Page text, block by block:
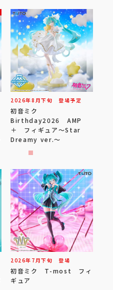
2026年8 月下旬 登場予定
初音ミク
Birthday2026 AMP
＋ フィギュア～Star
Dreamy ver.～
2026年 7 月下旬 登場
初音ミク T-most フィ
ギュア